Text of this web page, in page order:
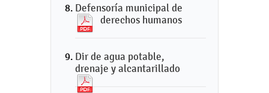
Defensoría municipal de
derechos humanos
Dir de agua potable,
drenaje y alcantarillado